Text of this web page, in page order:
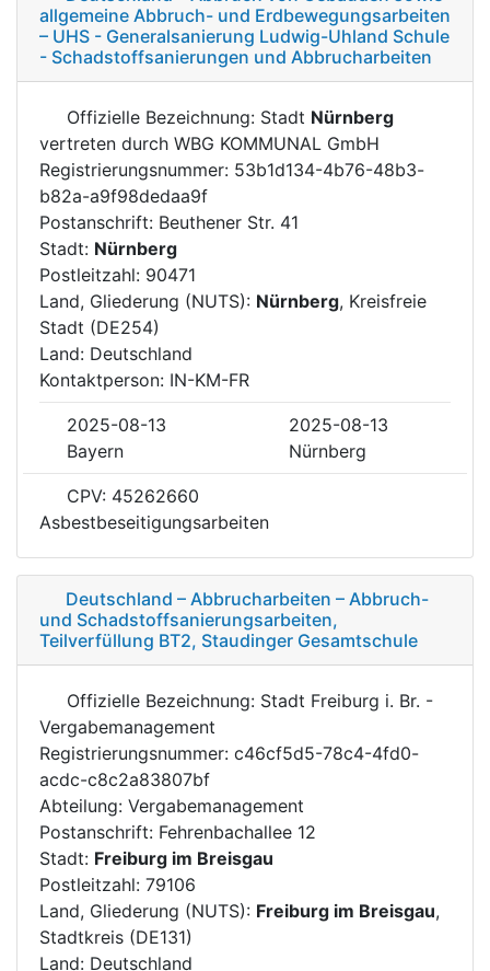
allgemeine Abbruch- und Erdbewegungsarbeiten
– UHS - Generalsanierung Ludwig-Uhland Schule
- Schadstoffsanierungen und Abbrucharbeiten
Offizielle Bezeichnung: Stadt Nürnberg
vertreten durch WBG KOMMUNAL GmbH
Registrierungsnummer: 53b1d134-4b76-48b3-
b82a-a9f98dedaa9f
Postanschrift: Beuthener Str. 41
Stadt: Nürnberg
Postleitzahl: 90471
Land, Gliederung (NUTS): Nürnberg, Kreisfreie
Stadt (DE254)
Land: Deutschland
Kontaktperson: IN-KM-FR
2025-08-13
2025-08-13
Bayern
Nürnberg
CPV: 45262660
Asbestbeseitigungsarbeiten
Deutschland – Abbrucharbeiten – Abbruch-
und Schadstoffsanierungsarbeiten,
Teilverfüllung BT2, Staudinger Gesamtschule
Offizielle Bezeichnung: Stadt Freiburg i. Br. -
Vergabemanagement
Registrierungsnummer: c46cf5d5-78c4-4fd0-
acdc-c8c2a83807bf
Abteilung: Vergabemanagement
Postanschrift: Fehrenbachallee 12
Stadt: Freiburg im Breisgau
Postleitzahl: 79106
Land, Gliederung (NUTS): Freiburg im Breisgau,
Stadtkreis (DE131)
Land: Deutschland